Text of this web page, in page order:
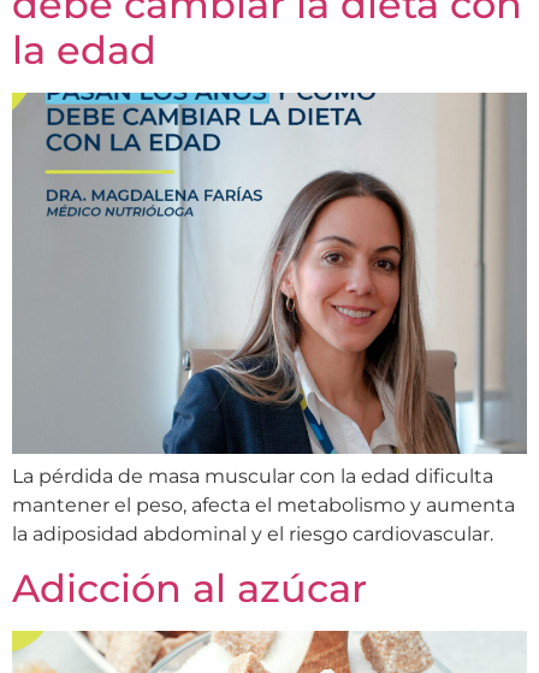
la edad
La pérdida de masa muscular con la edad dificulta
mantener el peso, afecta el metabolismo y aumenta
la adiposidad abdominal y el riesgo cardiovascular.
Adicción al azúcar